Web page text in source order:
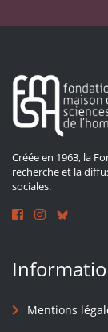
Créée en 1963, la
recherche et la
sociales.
Mentions